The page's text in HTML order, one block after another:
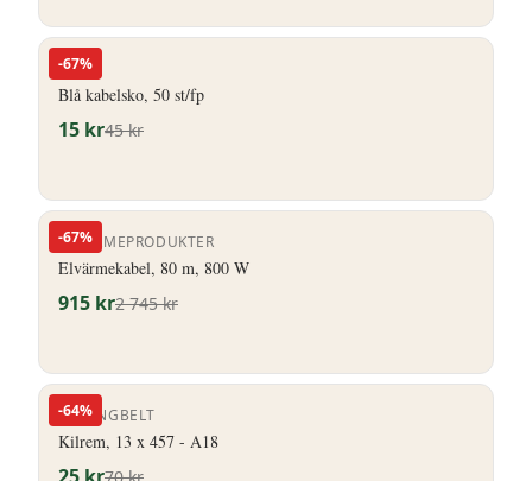
-67%
HERO
Blå kabelsko, 50 st/fp
15 kr45kr
-67%
ELVÄRMEPRODUKTER
Elvärmekabel, 80 m, 800 W
915 kr2 745kr
-64%
STRONGBELT
Kilrem, 13 x 457 - A18